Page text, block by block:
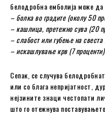
белодробна емболија може да
– болка во градите (околу 50
– кашлица, претежно сува (20
– слабост или губење на
– искашлување крв (7
Сепак, се случува
или со блага непријатност,
нејзините знаци честопати
што го отежнува